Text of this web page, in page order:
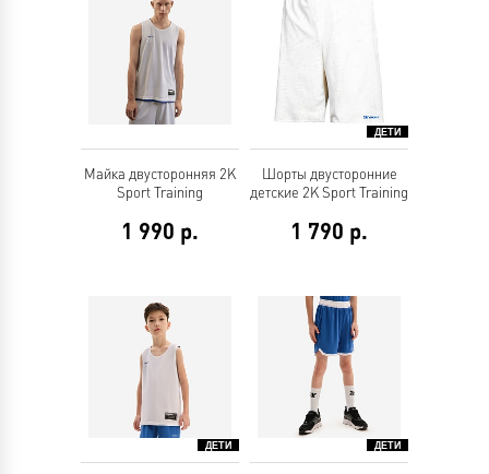
Майка двусторонняя 2K
Sport Training
1 990 р.
Шорты двусторонние
детские 2K Sport Training
1 790 р.